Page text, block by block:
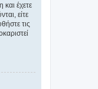
έχετε
είτε
τις